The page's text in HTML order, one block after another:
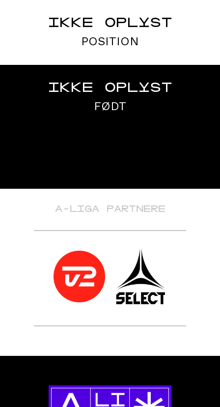
IKKE OPLYST
POSITION
IKKE OPLYST
FØDT
A-LIGA PARTNERE